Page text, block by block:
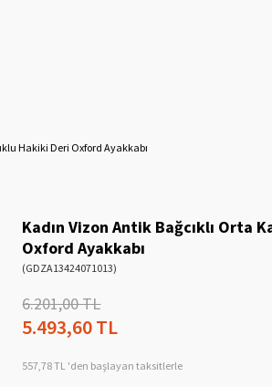
Hakiki Deri Oxford Ayakkabı
Kadın Vizon Antik Bağcıklı Orta
Oxford Ayakkabı
(GDZA13424071013)
6.201,00 TL
5.493,60 TL
557,78 TL 'den başlayan taksitlerle